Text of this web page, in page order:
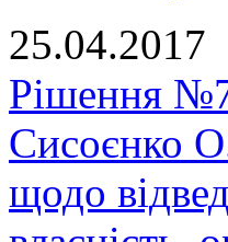
25.04.2017
Рішення
Сисоєнко
щодо